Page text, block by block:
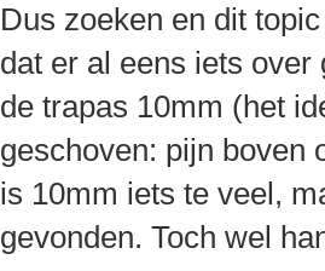
Dus zoeken en dit
dat er al eens iets
de trapas 10mm (het
geschoven: pijn boven
is 10mm iets te veel,
gevonden. Toch wel